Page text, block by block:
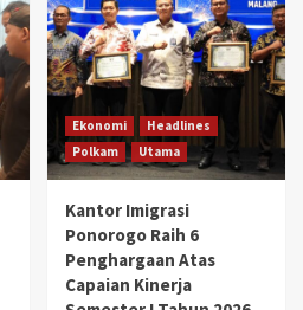
Ekonomi
Headlines
Polkam
Utama
Kantor Imigrasi
Ponorogo Raih 6
Penghargaan Atas
Capaian Kinerja